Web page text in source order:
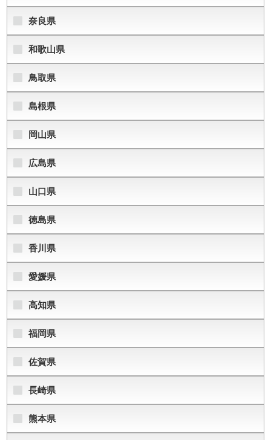
奈良県
和歌山県
鳥取県
島根県
岡山県
広島県
山口県
徳島県
香川県
愛媛県
高知県
福岡県
佐賀県
長崎県
熊本県